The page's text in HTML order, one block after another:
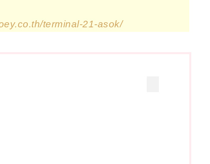
terminal-21-asok/